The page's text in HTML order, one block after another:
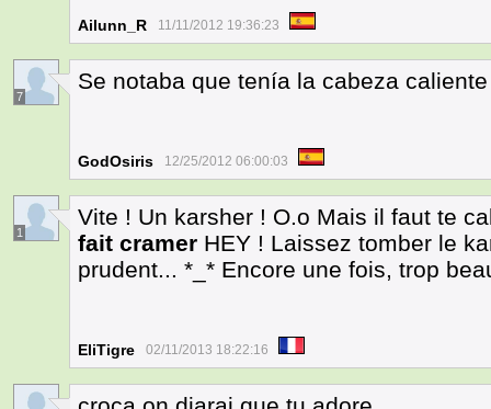
Ailunn_R 11/11/2012 19:36:23
7
Se notaba que tenía la cabeza caliente
GodOsiris 12/25/2012 06:00:03
1
Vite ! Un karsher ! O.o Mais il faut te
fait cramer HEY ! Laissez tomber le
prudent... *_* Encore une fois, trop
EliTigre 02/11/2013 18:22:16